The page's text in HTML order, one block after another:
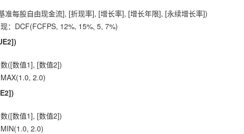
准每股自由现金流], [折现率], [增长率], [增长年限], [永续增长率])
：DCF(FCFPS, 12%, 15%, 5, 7%)
([数值1], [数值2])
2.0)
([数值1], [数值2])
2.0)